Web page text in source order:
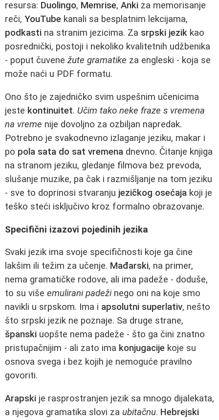
resursa: Duolingo, Memrise, Anki za memorisanje
reči, YouTube kanali sa besplatnim lekcijama,
podkasti na stranim jezicima. Za srpski jezik kao
posrednički, postoji i nekoliko kvalitetnih udžbenika
- poput čuvene žute gramatike za engleski - koja se
može naći u PDF formatu.
Ono što je zajedničko svim uspešnim učenicima
jeste kontinuitet. Učim tako neke fraze s vremena
na vreme nije dovoljno za ozbiljan napredak.
Potrebno je svakodnevno izlaganje jeziku, makar i
po pola sata do sat vremena dnevno. Čitanje knjiga
na stranom jeziku, gledanje filmova bez prevoda,
slušanje muzike, pa čak i razmišljanje na tom jeziku
- sve to doprinosi stvaranju jezičkog osećaja koji je
teško steći isključivo kroz formalno obrazovanje.
Specifični izazovi pojedinih jezika
Svaki jezik ima svoje specifičnosti koje ga čine
lakšim ili težim za učenje. Mađarski, na primer,
nema gramatičke rodove, ali ima padeže - doduše,
to su više emulirani padežinego oni na koje smo
navikli u srpskom. Ima i apsolutni superlativ, nešto
što srpski jezik ne poznaje. Sa druge strane,
španski uopšte nema padeže - što ga čini znatno
pristupačnijim - ali zato ima konjugacije koje su
osnova svega i bez kojih je nemoguće pravilno
govoriti.
Arapski je rasprostranjen jezik sa mnogo dijalekata,
a njegova gramatika slovi za ubitačnu. Hebrejski